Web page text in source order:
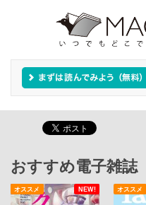
おすすめ電子雑誌
NEW!
オススメ オススメ